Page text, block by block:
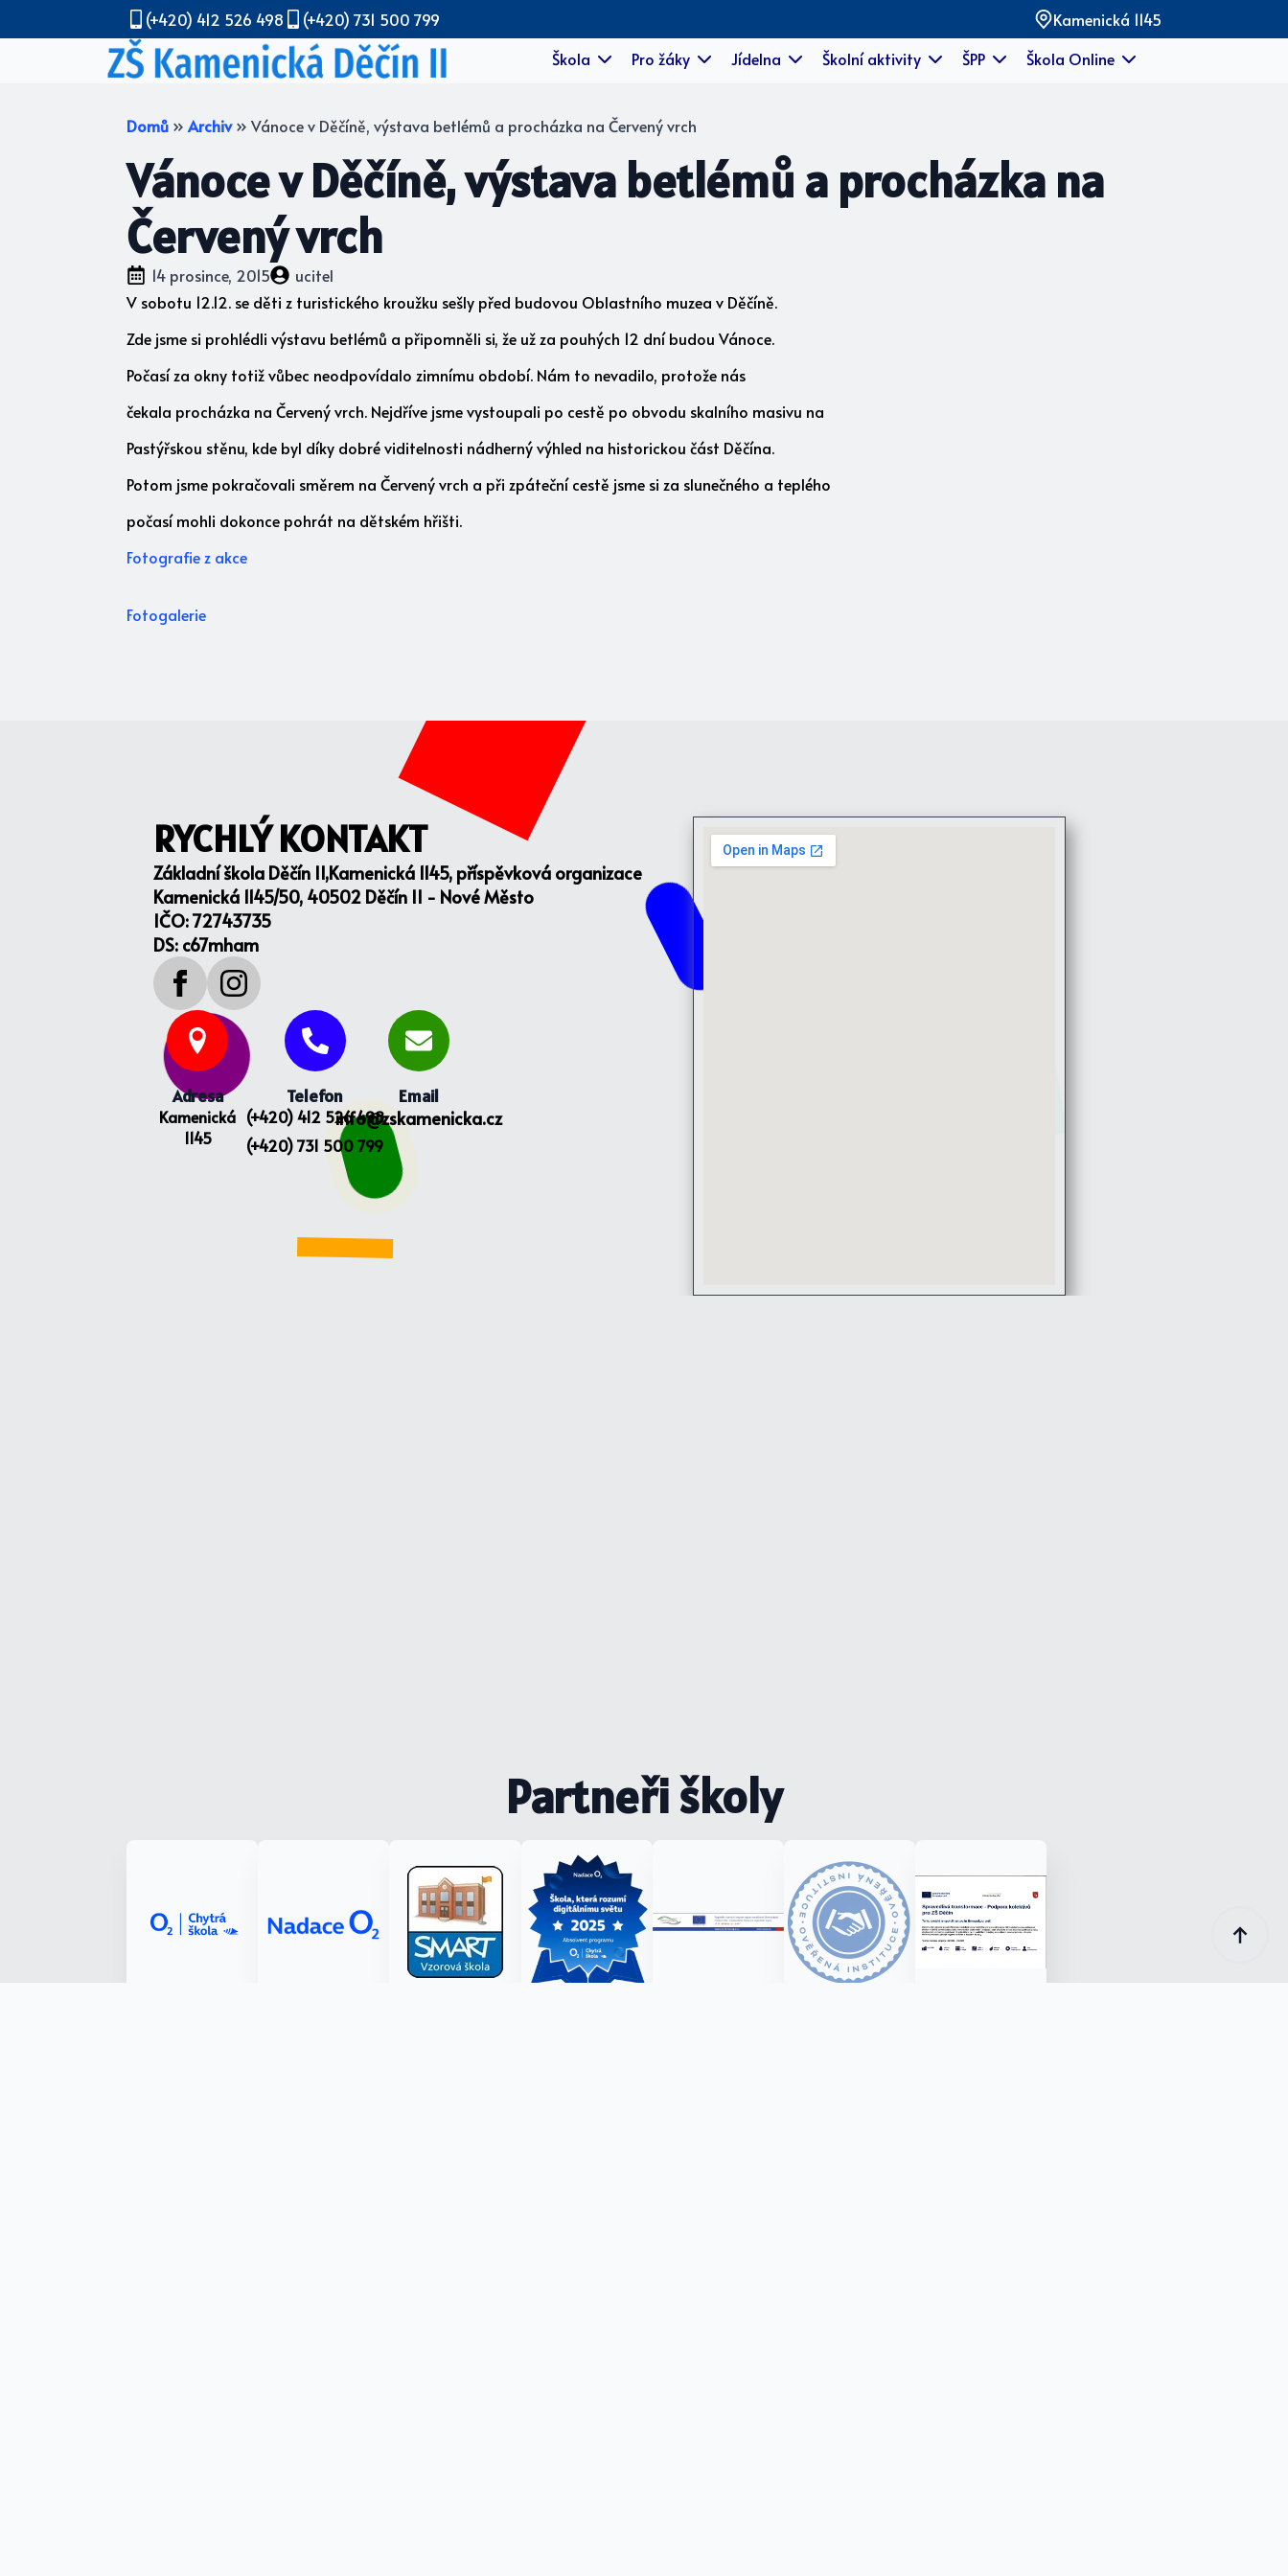
(+420) 412 526 498 (+420) 731 500 799
Kamenická 1145
Škola
Pro žáky Jídelna Školní aktivity ŠPP Škola Online
Domů » Archiv » Vánoce v Děčíně, výstava betlémů a procházka na Červený vrch
Vánoce v Děčíně, výstava betlémů a procházka na
Červený vrch
14 prosince, 2015
ucitel
V sobotu 12.12. se děti z turistického kroužku sešly před budovou Oblastního muzea v Děčíně.
Zde jsme si prohlédli výstavu betlémů a připomněli si, že už za pouhých 12 dní budou Vánoce.
Počasí za okny totiž vůbec neodpovídalo zimnímu období. Nám to nevadilo, protože nás
čekala procházka na Červený vrch. Nejdříve jsme vystoupali po cestě po obvodu skalního masivu na
Pastýřskou stěnu, kde byl díky dobré viditelnosti nádherný výhled na historickou část Děčína.
Potom jsme pokračovali směrem na Červený vrch a při zpáteční cestě jsme si za slunečného a teplého
počasí mohli dokonce pohrát na dětském hřišti.
Fotografie z akce
Fotogalerie
RYCHLÝ KONTAKT
Základní škola Děčín II,Kamenická 1145, příspěvková organizace
Kamenická 1145/50, 40502 Děčín II - Nové Město
IČO: 72743735
DS: c67mham
Adresa
Kamenická
1145
Telefon
(+420) 412 526 498
(+420) 731 500 799
Email
info@zskamenicka.cz
Partneři školy